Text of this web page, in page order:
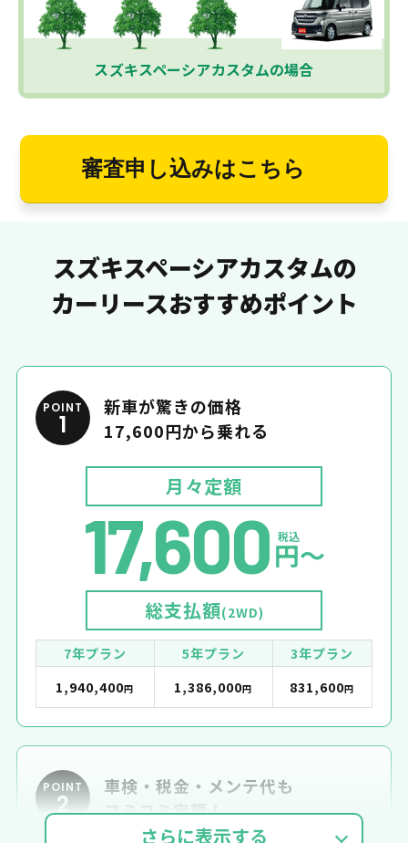
スズキスペーシアカスタムの場合
審査申し込みはこちら
スズキスペーシアカスタムの
カーリースおすすめポイント
POINT
1
新車が驚きの価格
17,600円から乗れる
月々定額
17,600 税込
円〜
総支払額(2WD)
7年プラン 5年プラン
3年プラン
1,940,400円 1,386,000円 831,600円
POINT
2
車検・税金・メンテ代も
コミコミ定額！